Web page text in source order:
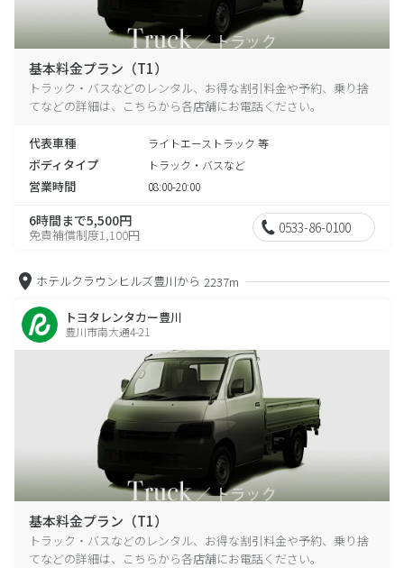
基本料金プラン（T1）
トラック・バスなどのレンタル、お得な割引料金や予約、乗り捨
てなどの詳細は、こちらから各店舗にお電話ください。
代表車種 ライトエーストラック 等
ボディタイプ トラック・バスなど
営業時間 08:00-20:00
6時間まで5,500円
免責補償制度1,100円 0533-86-0100
ホテルクラウンヒルズ豊川から 2237m
トヨタレンタカー豊川
豊川市南大通4-21
基本料金プラン（T1）
トラック・バスなどのレンタル、お得な割引料金や予約、乗り捨
てなどの詳細は、こちらから各店舗にお電話ください。